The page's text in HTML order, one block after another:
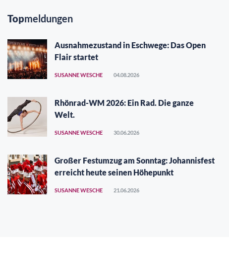
Topmeldungen
Ausnahmezustand in Eschwege: Das Open
Flair startet
SUSANNE WESCHE 04.08.2026
Rhönrad-WM 2026: Ein Rad. Die ganze
Welt.
SUSANNE WESCHE 30.06.2026
Großer Festumzug am Sonntag: Johannisfest
erreicht heute seinen Höhepunkt
SUSANNE WESCHE 21.06.2026